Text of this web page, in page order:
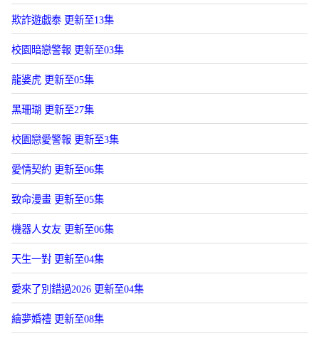
欺詐遊戯泰 更新至13集
校園暗戀警報 更新至03集
龍婆虎 更新至05集
黑珊瑚 更新至27集
校園戀愛警報 更新至3集
愛情契約 更新至06集
致命漫畫 更新至05集
機器人女友 更新至06集
天生一對 更新至04集
愛來了別錯過2026 更新至04集
繪夢婚禮 更新至08集